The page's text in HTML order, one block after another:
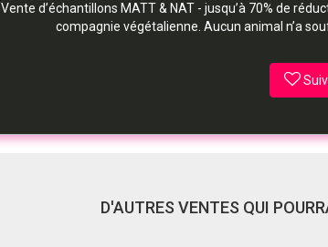
Vente d’échantillons MATT & NAT - jusqu’à 70% de
compagnie végétalienne. Aucun animal n’a
D'AUTRES VENTES QUI